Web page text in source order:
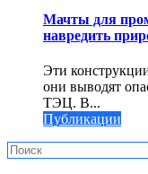
Мачты для
навредить
Эти
они выводят
ТЭЦ. В...
Публикации